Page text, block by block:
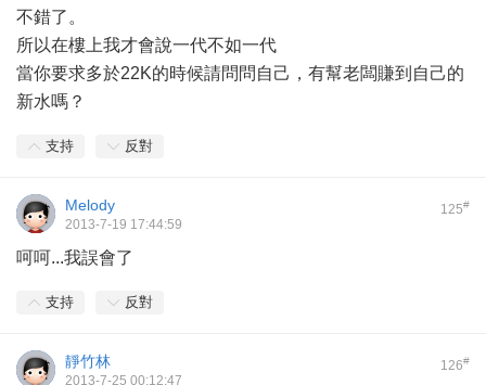
不錯了。
所以在樓上我才會說一代不如一代
當你要求多於22K的時候請問問自己，有幫老闆賺到自己的
新水嗎？
支持 反對
125#
Melody
2013-7-19 17:44:59
呵呵...我誤會了
支持 反對
126#
靜竹林
2013-7-25 00:12:47